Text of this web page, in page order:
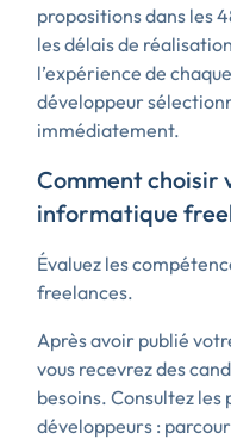
propositions dans les
les délais de
l’expérience de
développeur
immédiatement.
Comment choisir
informatique
Évaluez les
freelances.
Après avoir publié
vous recevrez des
besoins. Consultez
développeurs :